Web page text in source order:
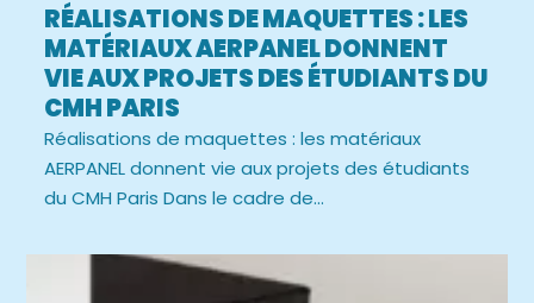
RÉALISATIONS DE MAQUETTES : LES
MATÉRIAUX AERPANEL DONNENT
VIE AUX PROJETS DES ÉTUDIANTS DU
CMH PARIS
Réalisations de maquettes : les matériaux
AERPANEL donnent vie aux projets des étudiants
du CMH Paris Dans le cadre de...